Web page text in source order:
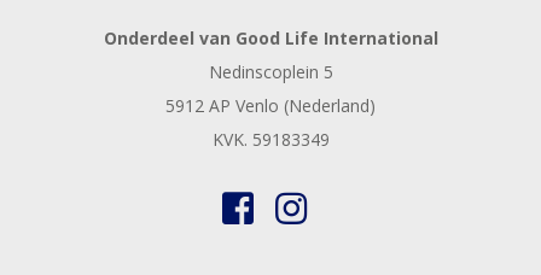
Onderdeel van Good Life International
Nedinscoplein 5
5912 AP Venlo (Nederland)
KVK. 59183349